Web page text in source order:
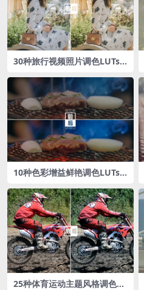
30种旅行视频照片调色LUTs
10种色彩增益‌鲜艳调色LUTs
25种体育运动主题风格调色L